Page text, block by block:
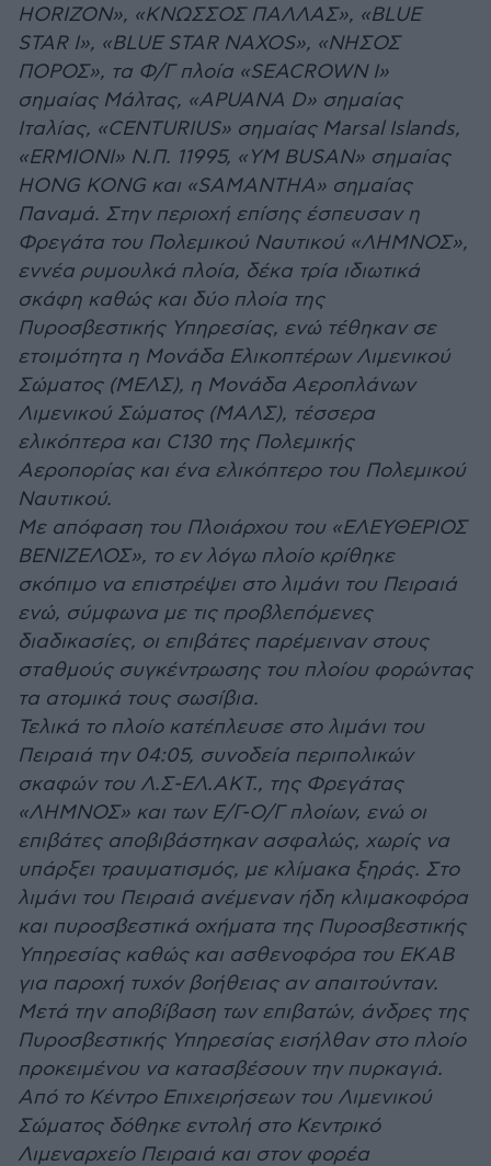
HORIZON», «ΚΝΩΣΣΟΣ ΠΑΛΛΑΣ», «BLUE
STAR I», «BLUE STAR NAXOS», «ΝΗΣΟΣ
ΠΟΡΟΣ», τα Φ/Γ πλοία «SEACROWN I»
σημαίας Μάλτας, «APUANA D» σημαίας
Ιταλίας, «CENTURIUS» σημαίας Marsal Islands,
«ERMIONI» Ν.Π. 11995, «YM BUSAN» σημαίας
HONG KONG και «SAMANTHA» σημαίας
Παναμά. Στην περιοχή επίσης έσπευσαν η
Φρεγάτα του Πολεμικού Ναυτικού «ΛΗΜΝΟΣ»,
εννέα ρυμουλκά πλοία, δέκα τρία ιδιωτικά
σκάφη καθώς και δύο πλοία της
Πυροσβεστικής Υπηρεσίας, ενώ τέθηκαν σε
ετοιμότητα η Μονάδα Ελικοπτέρων Λιμενικού
Σώματος (ΜΕΛΣ), η Μονάδα Αεροπλάνων
Λιμενικού Σώματος (ΜΑΛΣ), τέσσερα
ελικόπτερα και C130 της Πολεμικής
Αεροπορίας και ένα ελικόπτερο του Πολεμικού
Ναυτικού.
Με απόφαση του Πλοιάρχου του «ΕΛΕΥΘΕΡΙΟΣ
ΒΕΝΙΖΕΛΟΣ», το εν λόγω πλοίο κρίθηκε
σκόπιμο να επιστρέψει στο λιμάνι του Πειραιά
ενώ, σύμφωνα με τις προβλεπόμενες
διαδικασίες, οι επιβάτες παρέμειναν στους
σταθμούς συγκέντρωσης του πλοίου φορώντας
τα ατομικά τους σωσίβια.
Τελικά το πλοίο κατέπλευσε στο λιμάνι του
Πειραιά την 04:05, συνοδεία περιπολικών
σκαφών του Λ.Σ-ΕΛ.ΑΚΤ., της Φρεγάτας
«ΛΗΜΝΟΣ» και των Ε/Γ-Ο/Γ πλοίων, ενώ οι
επιβάτες αποβιβάστηκαν ασφαλώς, χωρίς να
υπάρξει τραυματισμός, με κλίμακα ξηράς. Στο
λιμάνι του Πειραιά ανέμεναν ήδη κλιμακοφόρα
και πυροσβεστικά οχήματα της Πυροσβεστικής
Υπηρεσίας καθώς και ασθενοφόρα του ΕΚΑΒ
για παροχή τυχόν βοήθειας αν απαιτούνταν.
Μετά την αποβίβαση των επιβατών, άνδρες της
Πυροσβεστικής Υπηρεσίας εισήλθαν στο πλοίο
προκειμένου να κατασβέσουν την πυρκαγιά.
Από το Κέντρο Επιχειρήσεων του Λιμενικού
Σώματος δόθηκε εντολή στο Κεντρικό
Λιμεναρχείο Πειραιά και στον φορέα